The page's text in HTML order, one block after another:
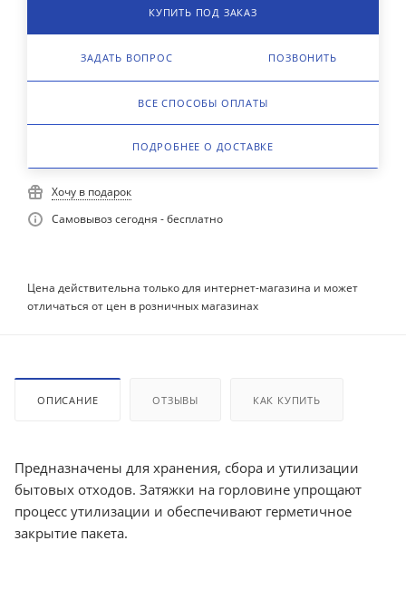
КУПИТЬ ПОД ЗАКАЗ
ЗАДАТЬ ВОПРОС ПОЗВОНИТЬ
ВСЕ СПОСОБЫ ОПЛАТЫ
ПОДРОБНЕЕ О ДОСТАВКЕ
Хочу в подарок
Самовывоз сегодня - бесплатно
Цена действительна только для интернет-магазина и может
отличаться от цен в розничных магазинах
ОПИСАНИЕ ОТЗЫВЫ КАК КУПИТЬ
Предназначены для хранения, сбора и утилизации
бытовых отходов. Затяжки на горловине упрощают
процесс утилизации и обеспечивают герметичное
закрытие пакета.